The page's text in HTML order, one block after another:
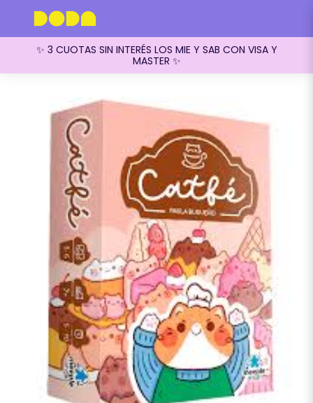
✨ 3 CUOTAS SIN INTERÉS LOS MIE Y SAB CON VISA Y
MASTER ✨